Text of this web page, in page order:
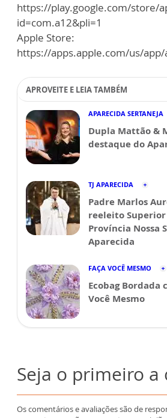
https://play.google.com/store/
id=com.a12&pli=1
Apple Store:
https://apps.apple.com/us/
APROVEITE E LEIA TAMBÉM
APARECIDA SERTANEJA
Dupla Mattão &
destaque do
TJ APARECIDA
Padre Marlos
reeleito
Província Nossa
Aparecida
FAÇA VOCÊ MESMO
Ecobag Bordada
Você Mesmo
Seja o primeiro
Os comentários e avaliações são de